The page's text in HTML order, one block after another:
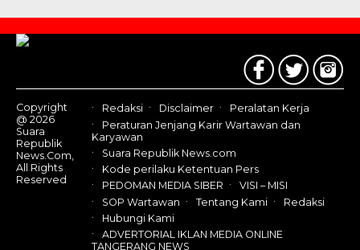
Contact
Us
Copyright
@ 2026
Suara
Republik
News.Com,
All Rights
Reserved
Redaksi Disclaimer
Peralatan Kerja
Peraturan Jenjang Karir Wartawan dan
Karyawan
Suara Republik News.com
Kode perilaku Ketentuan Pers
PEDOMAN MEDIA SIBER
VISI – MISI
SOP Wartawan
Tentang Kami
Redaksi
Hubungi Kami
ADVERTORIAL IKLAN MEDIA ONLINE
TANGERANG NEWS